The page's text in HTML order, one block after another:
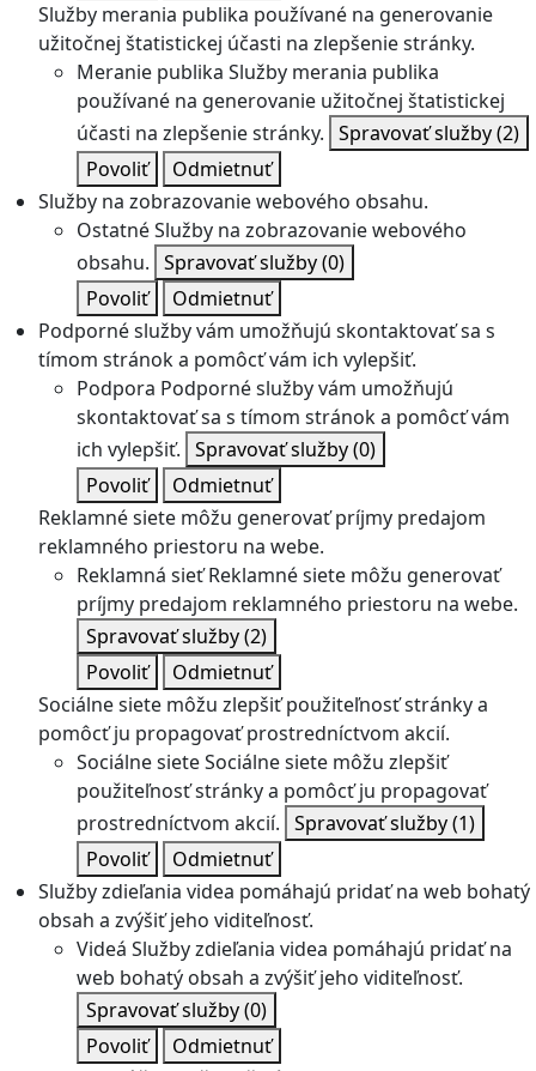
Služby merania publika používané na generovanie
užitočnej štatistickej účasti na zlepšenie stránky.
Meranie publika Služby merania publika
používané na generovanie užitočnej štatistickej
účasti na zlepšenie stránky. Spravovať služby(2)
Povoliť
Odmietnuť
Služby na zobrazovanie webového obsahu.
OstatnéSlužby na zobrazovanie webového
obsahu. Spravovať služby(0)
Povoliť
Odmietnuť
Podporné služby vám umožňujú skontaktovať sa s
tímom stránok a pomôcť vám ich vylepšiť.
Podpora Podporné služby vám umožňujú
skontaktovať sa s tímom stránok a pomôcť vám
ich vylepšiť. Spravovať služby(0)
Povoliť
Odmietnuť
Reklamné siete môžu generovať príjmy predajom
reklamného priestoru na webe.
Reklamná sieť Reklamné siete môžu generovať
príjmy predajom reklamného priestoru na webe.
Spravovať služby(2)
Povoliť
Odmietnuť
Sociálne siete môžu zlepšiť použiteľnosť stránky a
pomôcť ju propagovať prostredníctvom akcií.
Sociálne sieteSociálne siete môžu zlepšiť
použiteľnosť stránky a pomôcť ju propagovať
prostredníctvom akcií. Spravovať služby(1)
Povoliť
Odmietnuť
Služby zdieľania videa pomáhajú pridať na web bohatý
obsah a zvýšiť jeho viditeľnosť.
Videá Služby zdieľania videa pomáhajú pridať na
web bohatý obsah a zvýšiť jeho viditeľnosť.
Spravovať služby(0)
Povoliť
Odmietnuť